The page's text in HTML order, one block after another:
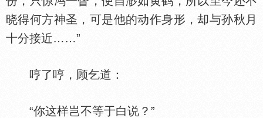
晓得何方神圣，可是他的动作身形，却与孙秋月
十分接近……”
哼了哼，顾乞道：
“你这样岂不等于白说？”